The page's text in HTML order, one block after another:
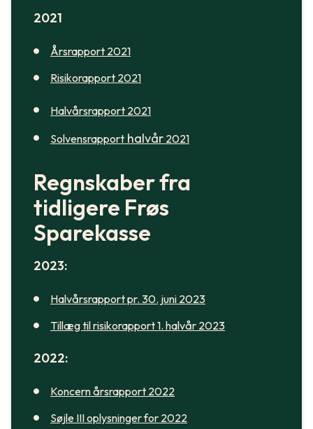
2021
Årsrapport 2021
Risikorapport 2021
Halvårsrapport 2021
Solvensrapport halvår 2021
Regnskaber fra
tidligere Frøs
Sparekasse
2023:
Halvårsrapport pr. 30. juni 2023
Tillæg til risikorapport 1. halvår 2023
2022:
Koncern årsrapport 2022
Søjle III oplysninger for 2022